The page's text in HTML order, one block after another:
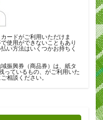
ードがご利用いただけま
使用ができないこともあり
い方法はいくつかお持ちく
振興券（商品券）は、紙タ
っているもの、がご利用いた
相談ください。